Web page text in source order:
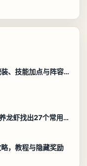
异环白藏养成攻略，毕业配装、技能加点与阵容搭配保姆级解析
聪明开局吧第147关攻略，养龙虾找出27个常用字通关答案
，教程与隐藏奖励